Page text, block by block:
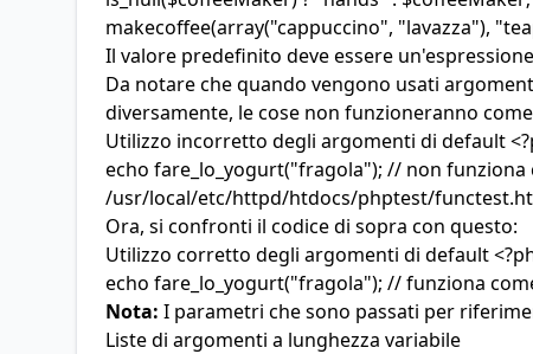
makecoffee(array("cappuccino", "lavazza"),
Il valore predefinito deve essere
Da notare che quando vengono usati
diversamente, le cose non funzioneranno
Utilizzo incorretto degli argomenti di default
echo fare_lo_yogurt("fragola"); // non funziona
/usr/local/etc/httpd/htdocs/phptest/
Ora, si confronti il codice di sopra con questo:
Utilizzo corretto degli argomenti di default
echo fare_lo_yogurt("fragola"); // funziona
Nota: I parametri che sono passati per
Liste di argomenti a lunghezza variabile